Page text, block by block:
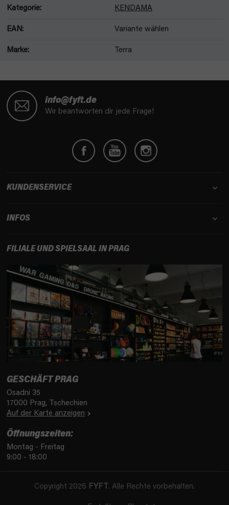
Kategorie: KENDAMA
EAN: Variante wählen
Marke: Terra
info@fyft.de
Wir beantworten dir jede Frage!
KUNDENSERVICE
INFOS
FILIALE UND SPIELSAAL IN PRAG
GESCHÄFT PRAG
Osadni 35
17000 Prag, Tschechien
Auf der Karte anzeigen
Öffnungszeiten:
Montag - Freitag
9:00 - 18:00
Copyright 2026 FYFT . Alle Rechte vorbehalten.